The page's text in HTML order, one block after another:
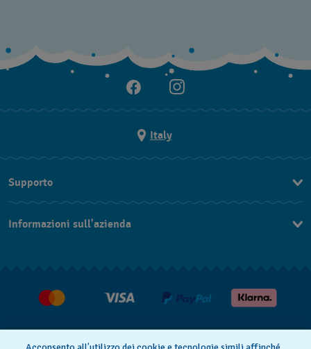
Italy
Supporto
Contattaci
Condizioni di vendita
Diritto di recesso
Informazioni sull'azienda